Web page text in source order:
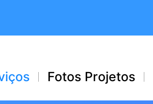
Fotos Projetos